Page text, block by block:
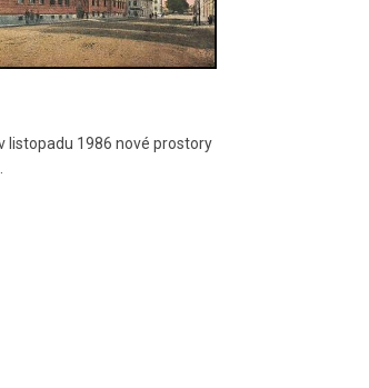
listopadu 1986 nové prostory